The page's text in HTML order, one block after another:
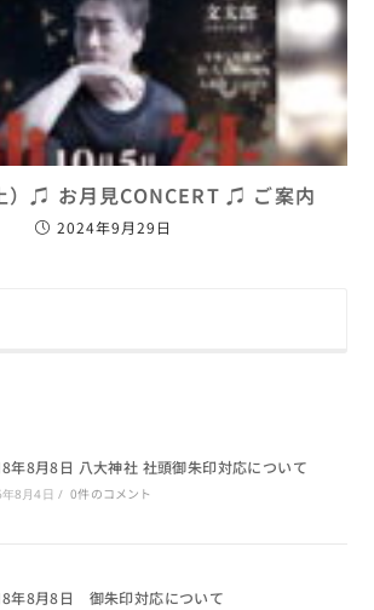
）♫ お月見CONCERT ♫ ご案内
2024年9月29日
年8月8日 八大神社 社頭御朱印対応について
8月4日 / 0件のコメント
年8月8日 御朱印対応について